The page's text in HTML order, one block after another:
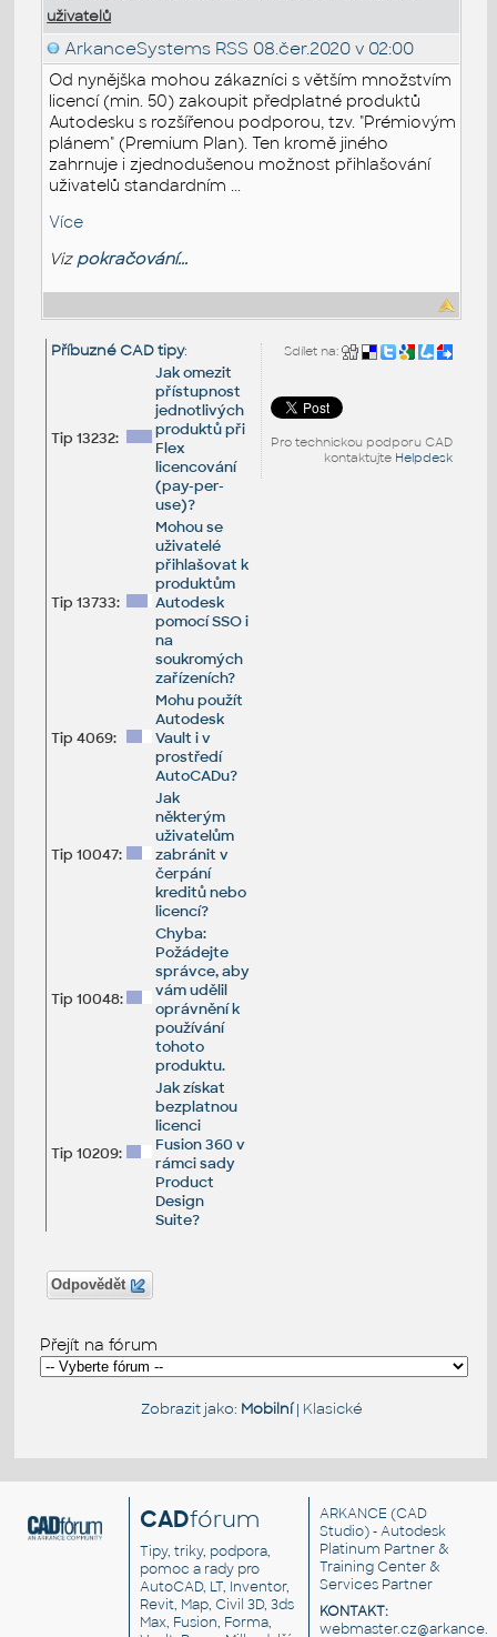
uživatelů
ArkanceSystems RSS 08.čer.2020 v 02:00
Od nynějška mohou zákazníci s větším množstvím
licencí (min. 50) zakoupit předplatné produktů
Autodesku s rozšířenou podporou, tzv. "Prémiovým
plánem" (Premium Plan). Ten kromě jiného
zahrnuje i zjednodušenou možnost přihlašování
uživatelů standardním ...
Více
Viz pokračování...
Sdílet na:
Pro technickou podporu CAD
kontaktujte Helpdesk
Příbuzné CAD tipy:
Tip 13232:
Jak omezit
přístupnost
jednotlivých
produktů při
Flex
licencování
(pay-per-
use)?
Tip 13733:
Mohou se
uživatelé
přihlašovat k
produktům
Autodesk
pomocí SSO i
na
soukromých
zařízeních?
Tip 4069:
Mohu použít
Autodesk
Vault i v
prostředí
AutoCADu?
Tip 10047:
Jak
některým
uživatelům
zabránit v
čerpání
kreditů nebo
licencí?
Tip 10048:
Chyba:
Požádejte
správce, aby
vám udělil
oprávnění k
používání
tohoto
produktu.
Tip 10209:
Jak získat
bezplatnou
licenci
Fusion 360 v
rámci sady
Product
Design
Suite?
Odpovědět
Přejít na fórum
Zobrazit jako: Mobilní| Klasické
CADfórum
Tipy, triky, podpora,
pomoc a rady pro
AutoCAD, LT, Inventor,
Revit, Map, Civil 3D, 3ds
Max, Fusion, Forma,
ARKANCE (CAD
Studio) - Autodesk
Platinum Partner &
Training Center &
Services Partner
KONTAKT: